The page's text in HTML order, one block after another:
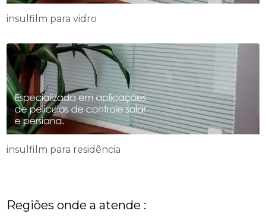
insulfilm para vidro
insulfilm para residência
Regiões onde a atende :